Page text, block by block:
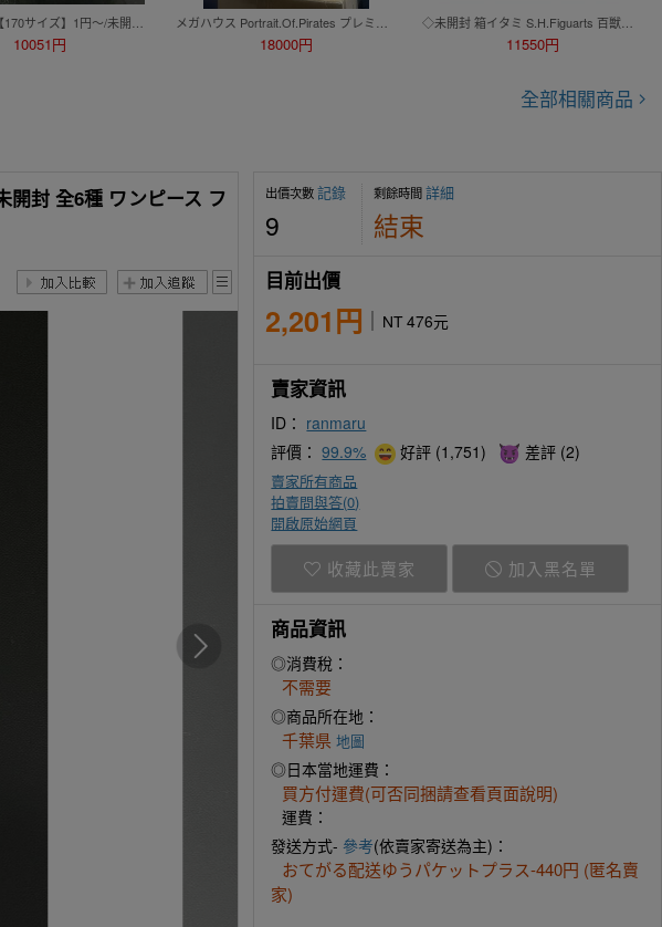
10051円 18000円
◇未開封 箱イタミ S.H.Figuarts 百獣のカイドウ(人獣型) 『ONE PIECE』 フィギュアーツ ワンピース 同梱不可 1円スタート
11550円
全部相關商品
開封 全6種 ワンピース フ
出價次數記錄
9
剩餘時間詳細
結束
目前出價
2,201円 NT 476元
賣家資訊
ID： ranmaru
評價：99.9% 好評 (1,751) 差評 (2)
賣家所有商品
拍賣問與答(0)
開啟原始網頁
收藏此賣家 加入黑名單
商品資訊
◎消費稅：
不需要
◎商品所在地：
千葉県 地圖
◎日本當地運費：
買方付運費(可否同捆請查看頁面說明)
運費：
發送方式- 參考(依賣家寄送為主)：
おてがる配送ゆうパケットプラス-440円 (匿名賣
家)